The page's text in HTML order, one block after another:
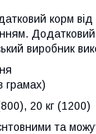
корм
виробник
грамах)
20 кг (1200)
та